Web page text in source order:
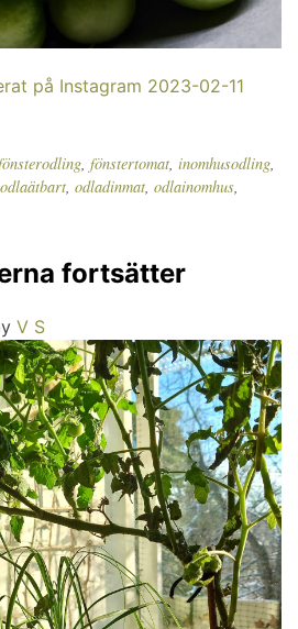
på Instagram 2023-02-11
, fönstertomat, inomhusodling,
odlaätbart, odladinmat, odlainomhus,
fortsätter
V S